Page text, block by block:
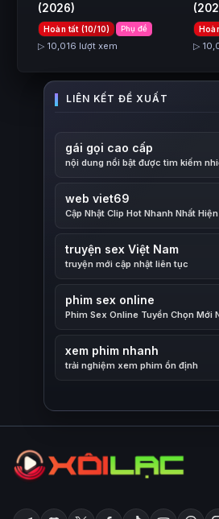
(2026)
Hoàn tất (10/10) Phụ đề
▷ 10,016 lượt xem ▷
gái gọi cao cấp
nội dung nổi bật được tìm kiếm
web viet69
Cập Nhật Clip Hot Nhanh Nhất
truyện sex Việt Nam
truyện mới cập nhật liên tục
phim sex online
Phim Sex Online Tuyển Chọn Mới
xem phim nhanh
trải nghiệm xem phim ổn định